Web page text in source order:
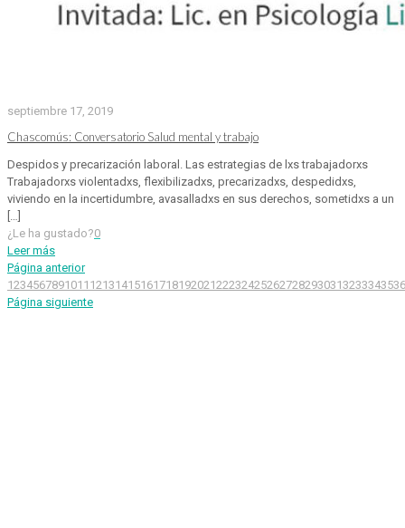
septiembre 17, 2019
Chascomús: Conversatorio Salud mental y trabajo
Despidos y precarización laboral. Las estrategias de lxs trabajadorxs
Trabajadorxs violentadxs, flexibilizadxs, precarizadxs, despedidxs,
viviendo en la incertidumbre, avasalladxs en sus derechos, sometidxs a un
[…]
¿Le ha gustado?0
Leer más
Página anterior
1234567891011 12131415161718192021222324252627282930313233343536
Página siguiente